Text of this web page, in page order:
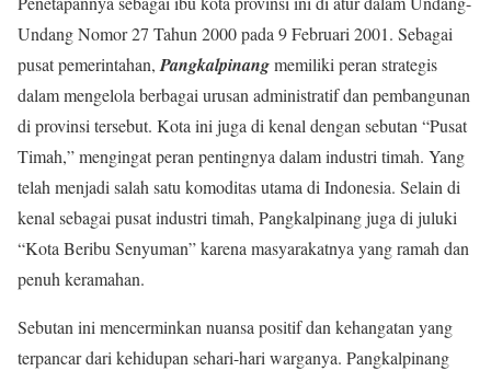
Undang Nomor 27 Tahun 2000 pada 9 Februari 2001. Sebagai
pusat pemerintahan, Pangkalpinangmemiliki peran strategis
dalam mengelola berbagai urusan administratif dan pembangunan
di provinsi tersebut. Kota ini juga di kenal dengan sebutan “Pusat
Timah,” mengingat peran pentingnya dalam industri timah. Yang
telah menjadi salah satu komoditas utama di Indonesia. Selain di
kenal sebagai pusat industri timah, Pangkalpinang juga di juluki
“Kota Beribu Senyuman” karena masyarakatnya yang ramah dan
penuh keramahan.
Sebutan ini mencerminkan nuansa positif dan kehangatan yang
terpancar dari kehidupan sehari-hari warganya. Pangkalpinang